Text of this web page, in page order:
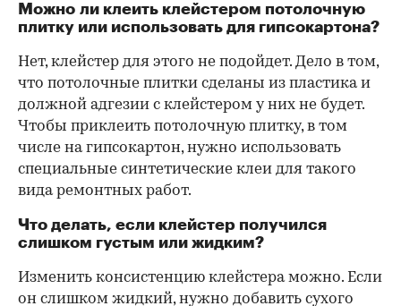
Можно ли клеить клейстером потолочную
плитку или использовать для гипсокартона?
Нет, клейстер для этого не подойдет. Дело в том,
что потолочные плитки сделаны из пластика и
должной адгезии с клейстером у них не будет.
Чтобы приклеить потолочную плитку, в том
числе на гипсокартон, нужно использовать
специальные синтетические клеи для такого
вида ремонтных работ.
Что делать, если клейстер получился
слишком густым или жидким?
Изменить консистенцию клейстера можно. Если
он слишком жидкий, нужно добавить сухого